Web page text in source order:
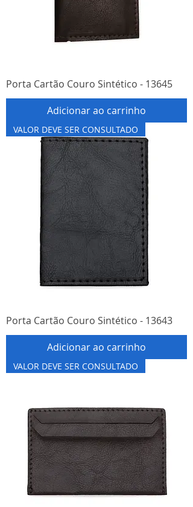
Porta Cartão Couro Sintético - 13645
Adicionar ao carrinho
VALOR DEVE SER CONSULTADO
Porta Cartão Couro Sintético - 13643
Adicionar ao carrinho
VALOR DEVE SER CONSULTADO